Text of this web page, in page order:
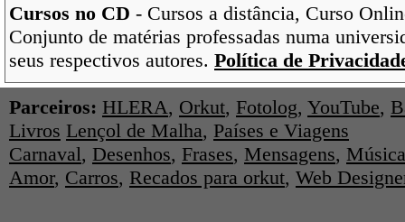
Cursos no CD - Cursos a distância, Curso
Conjunto de matérias professadas numa
seus respectivos autores. Política de
Parceiros: HLERA, Orkut, Fotolog, YouTube,
Livros Lençol de Malha, Países e Viagens
Carnaval, Desenhos, Frases, Mensagens,
Amor, Carros, Recados para orkut, Web